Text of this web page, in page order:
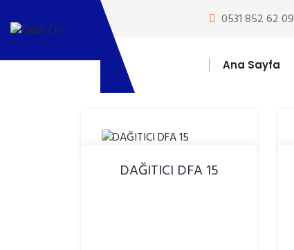
0531 852 62 09
Ana Sayfa
DAĞITICI DFA 15